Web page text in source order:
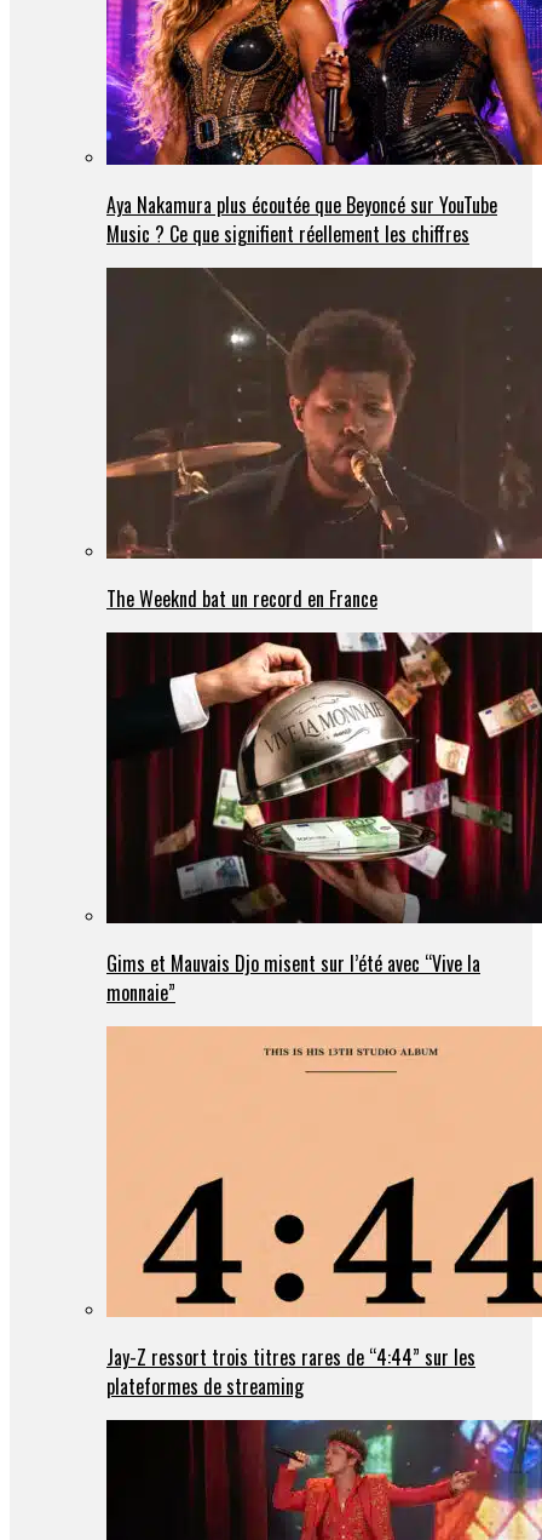
Aya Nakamura plus écoutée que Beyoncé sur YouTube
Music ? Ce que signifient réellement les chiffres
The Weeknd bat un record en France
Gims et Mauvais Djo misent sur l’été avec “Vive la
monnaie”
Jay-Z ressort trois titres rares de “4:44” sur les
plateformes de streaming